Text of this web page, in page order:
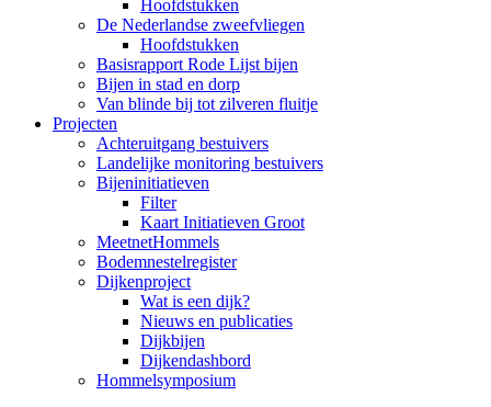
Hoofdstukken
De Nederlandse zweefvliegen
Hoofdstukken
Basisrapport Rode Lijst bijen
Bijen in stad en dorp
Van blinde bij tot zilveren fluitje
Projecten
Achteruitgang bestuivers
Landelijke monitoring bestuivers
Bijeninitiatieven
Filter
Kaart Initiatieven Groot
MeetnetHommels
Bodemnestelregister
Dijkenproject
Wat is een dijk?
Nieuws en publicaties
Dijkbijen
Dijkendashbord
Hommelsymposium